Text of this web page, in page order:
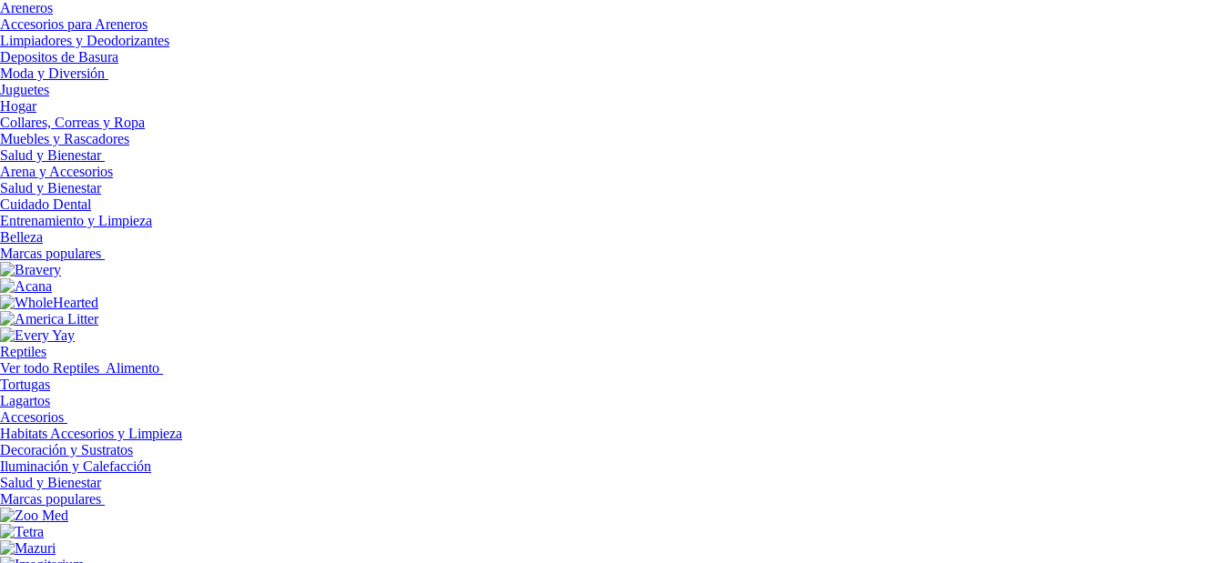
Areneros
Accesorios para Areneros
Limpiadores y Deodorizantes
Depositos de Basura
Moda y Diversión
Juguetes
Hogar
Collares, Correas y Ropa
Muebles y Rascadores
Salud y Bienestar
Arena y Accesorios
Salud y Bienestar
Cuidado Dental
Entrenamiento y Limpieza
Belleza
Marcas populares
Reptiles
Ver todo Reptiles Alimento
Tortugas
Lagartos
Accesorios
Habitats Accesorios y Limpieza
Decoración y Sustratos
Iluminación y Calefacción
Salud y Bienestar
Marcas populares